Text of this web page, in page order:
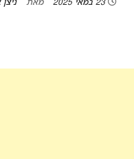
23 במאי 2025 מאת ניצן